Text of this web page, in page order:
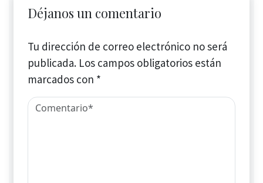
Déjanos un comentario
Tu dirección de correo electrónico no será
publicada. Los campos obligatorios están
marcados con *